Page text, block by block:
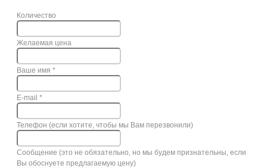
Количество
Желаемая цена
Ваше имя *
E-mail *
Телефон (если хотите, чтобы мы Вам перезвонили)
Сообщение (это не обязательно, но мы будем признательны, если
Вы обоснуете предлагаемую цену)